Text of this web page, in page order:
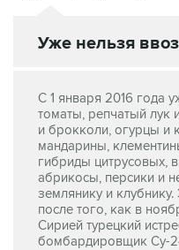
Уже нельзя
С 1 января 2016 года
томаты, репчатый лук
и брокколи, огурцы и
мандарины,
гибриды цитрусовых,
абрикосы, персики и
землянику и
после того, как в
Сирией турецкий
бомбардировщик Су-